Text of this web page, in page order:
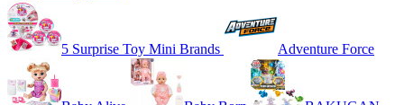
5 Surprise Toy Mini Brands Adventure Force